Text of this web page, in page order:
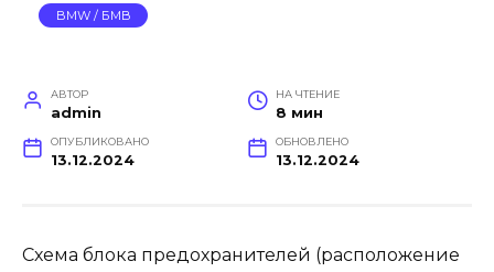
BMW / БМВ
АВТОР
admin
НА ЧТЕНИЕ
8 мин
ОПУБЛИКОВАНО
13.12.2024
ОБНОВЛЕНО
13.12.2024
Схема блока предохранителей (расположение